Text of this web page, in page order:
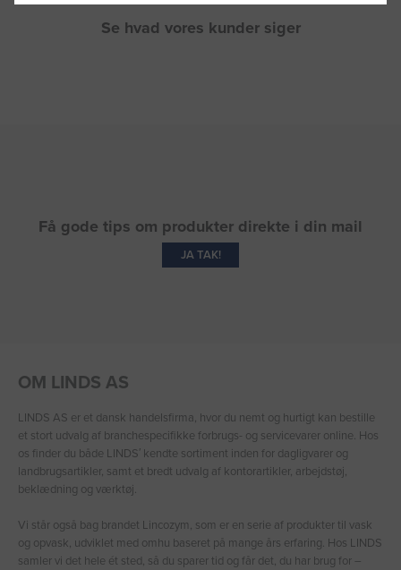
Se hvad vores kunder siger
Få gode tips om produkter direkte i din mail
JA TAK!
OM LINDS AS
LINDS AS er et dansk handelsfirma, hvor du nemt og hurtigt kan bestille
et stort udvalg af branchespecifikke forbrugs- og servicevarer online. Hos
os finder du både LINDS′ kendte sortiment inden for dagligvarer og
landbrugsartikler, samt et bredt udvalg af kontorartikler, arbejdstøj,
beklædning og værktøj.
Vi står også bag brandet Lincozym, som er en serie af produkter til vask
og opvask, udviklet med omhu baseret på mange års erfaring. Hos LINDS
samler vi det hele ét sted, så du sparer tid og får det, du har brug for –